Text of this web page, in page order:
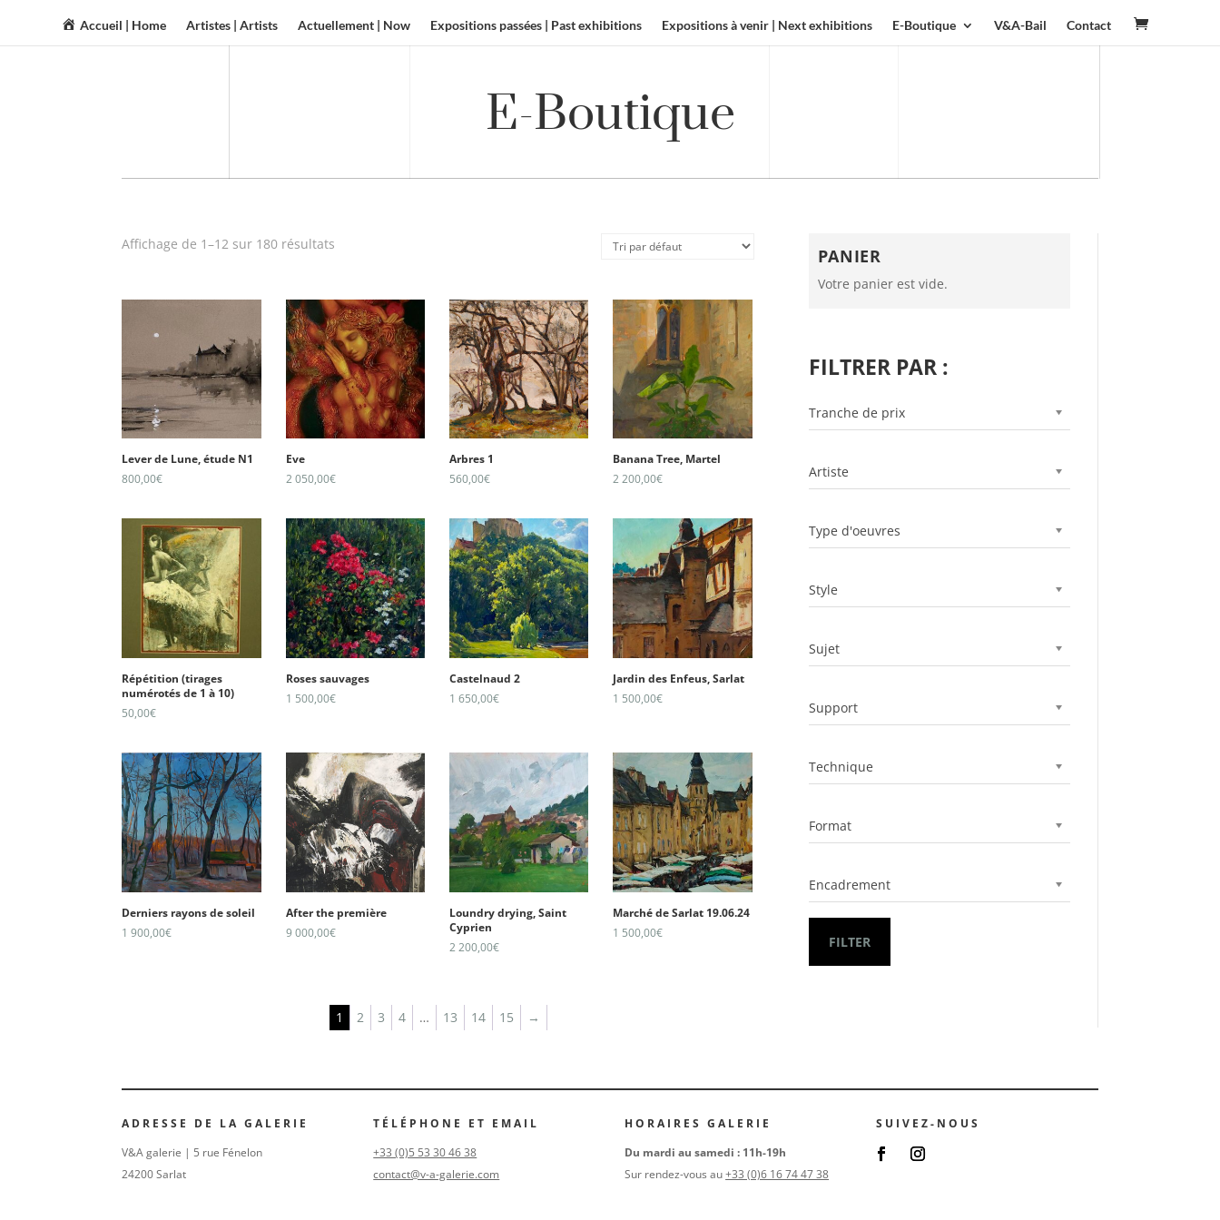
Accueil | Home Artistes | Artists Actuellement | Now Expositions passées | Past exhibitions Expositions à venir | Next exhibitions E-Boutique V&A-Bail Contact
E-Boutique
Affichage de 1–12 sur 180 résultats
Lever de Lune, étude N1
800,00€
Eve
2 050,00€
Arbres 1
560,00€
Banana Tree, Martel
2 200,00€
Répétition (tirages
numérotés de 1 à 10)
50,00€
Roses sauvages
1 500,00€
Castelnaud 2
1 650,00€
Jardin des Enfeus, Sarlat
1 500,00€
Derniers rayons de soleil
1 900,00€
After the première
9 000,00€
Loundry drying, Saint
Cyprien
2 200,00€
Marché de Sarlat 19.06.24
1 500,00€
1 2 3 4 … 13 14 15 →
PANIER
Votre panier est vide.
FILTRER PAR :
Tranche de prix
Artiste
Type d'oeuvres
Style
Sujet
Support
Technique
Format
Encadrement
FILTER
ADRESSE DE LA GALERIE
V&A galerie | 5 rue Fénelon
24200 Sarlat
TÉLÉPHONE ET EMAIL
+33 (0)5 53 30 46 38
contact@v-a-galerie.com
HORAIRES GALERIE
Du mardi au samedi : 11h-19h
Sur rendez-vous au+33 (0)6 16 74 47 38
SUIVEZ-NOUS